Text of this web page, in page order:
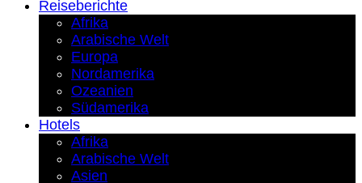
Reiseberichte
Afrika
Arabische Welt
Europa
Nordamerika
Ozeanien
Südamerika
Hotels
Afrika
Arabische Welt
Asien